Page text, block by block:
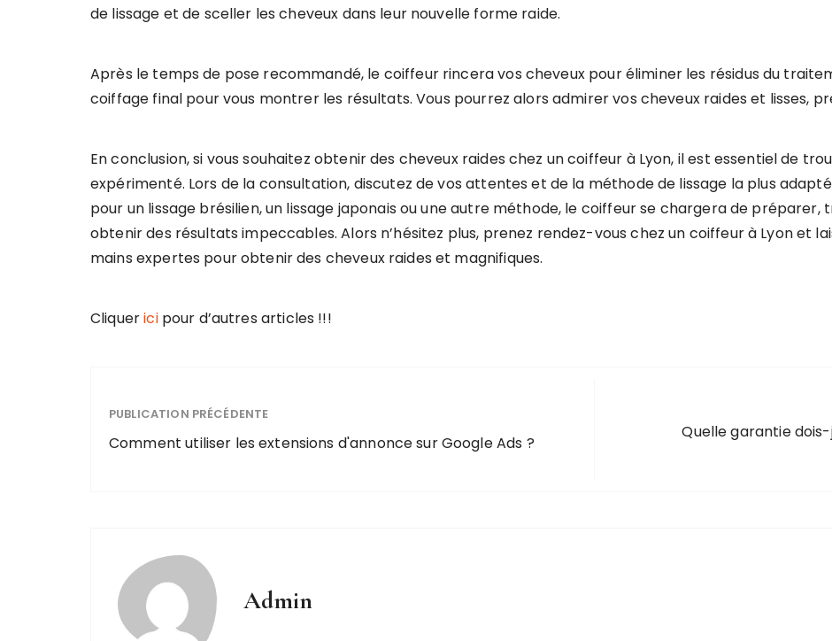
de lissage et de sceller les cheveux dans leur nouvelle forme raide.
Après le temps de pose recommandé, le coiffeur rincera vos cheveux pour éliminer les résidus du
coiffage final pour vous montrer les résultats. Vous pourrez alors admirer vos cheveux raides et lisses,
En conclusion, si vous souhaitez obtenir des cheveux raides chez un coiffeur à Lyon, il est essentiel de
expérimenté. Lors de la consultation, discutez de vos attentes et de la méthode de lissage la plus
pour un lissage brésilien, un lissage japonais ou une autre méthode, le coiffeur se chargera de
obtenir des résultats impeccables. Alors n’hésitez plus, prenez rendez-vous chez un coiffeur à Lyon et
mains expertes pour obtenir des cheveux raides et magnifiques.
Cliquerici pour d’autres articles !!!
PUBLICATION PRÉCÉDENTE
Comment utiliser les extensions d'annonce sur Google Ads ?
Quelle garantie
Admin